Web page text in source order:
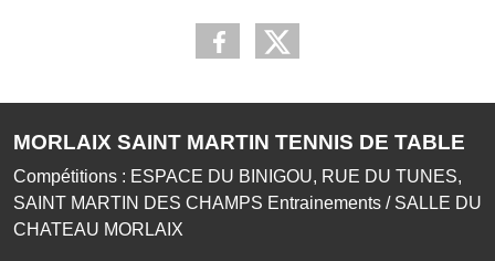
MORLAIX SAINT MARTIN TENNIS DE TABLE
Compétitions : ESPACE DU BINIGOU, RUE DU TUNES,
SAINT MARTIN DES CHAMPS Entrainements / SALLE DU
CHATEAU MORLAIX